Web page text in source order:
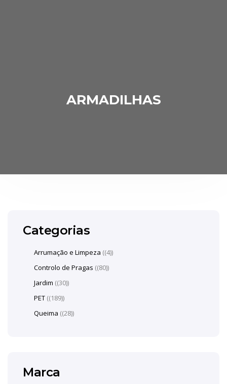
ARMADILHAS
Categorias
Arrumação e Limpeza (4)
Controlo de Pragas (80)
Jardim (30)
PET (189)
Queima (28)
Marca